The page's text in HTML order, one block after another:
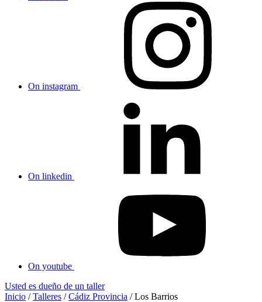
On instagram
On linkedin
On youtube
Usted es dueño de un taller
Inicio /Talleres /Cádiz Provincia /Los Barrios